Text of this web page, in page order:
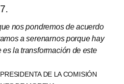
nos pondremos de acuerdo
a serenarnos porque hay
la transformación de este
DE LA COMISIÓN